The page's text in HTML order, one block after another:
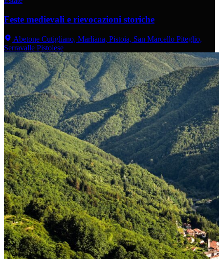
Feste medievali e rievocazioni storiche
Abetone Cutigliano, Marliana, Pistoia, San Marcello Piteglio,
Serravalle Pistoiese